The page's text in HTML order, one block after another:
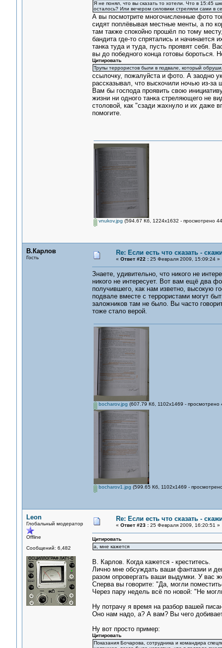
Я не понял, что вы сказать то хотели. Что в 15:45
осталось? Или вечером силовики стреляли сами в
А вы посмотрите многочисленные фото
сидят поплёвывая местные менты, а по
там также спокойно прошёл по тому
бандита где-то спрятались и начинается
танка туда и туда, пусть проявят себя.
вы до победного конца готовы бороться.
Цитировать
Трупы террористов были в подвале, который
ссылочку, пожалуйста и фото. А заодно
рассказывал, что выскочили ночью из-за
Вам бы господа проявить свою
жизни ни одного танка стреляющего не
столовой, как "сзади жахнуло и их даже
помогите.
vnukov.jpg (594.67 Кб, 1224x1632 - просмотрено
В.Карлов
Гость
Re: Если есть что сказать -
« Ответ #22 :25 Февраля 2009, 15:09:24 »
Знаете, удивительно, что никого не
никого не интересует. Вот вам ещё два
получившего, как нам изветно, высокую
подвале вместе с террористами могут
заложников там не было. Вы часто
тоже стало верой.
bocharov.jpg (607.79 Кб, 1102x1469 - просмотрено
bocharov1.jpg (599.65 Кб, 1102x1469 -
Leon
Глобальный модератор
Offline
Сообщений: 6,482
Re: Если есть что сказать -
« Ответ #23 :25 Февраля 2009, 16:20:51 »
Цитировать
а, мне кажется
В. Карлов. Когда кажется - креститесь.
Лично мне обсуждать ваши фантазии и
разом опровергать ваши выдумки. У вас
Сперва вы говорите: "Да, могли
Через пару недель всё по новой: "Не
Ну потрачу я время на разбор вашей
Оно нам надо, а? А вам? Вы чего
Ну вот просто пример:
Цитировать
Показания Бочарова, сотрудника и командира